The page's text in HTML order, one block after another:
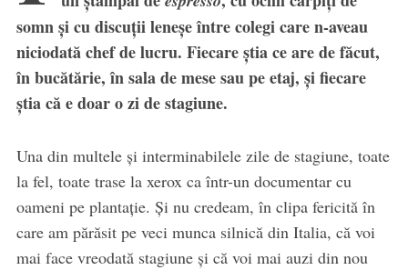
somn și cu discuții leneșe între colegi care n-aveau
niciodată chef de lucru. Fiecare știa ce are de făcut,
în bucătărie, în sala de mese sau pe etaj, și fiecare
știa că e doar o zi de stagiune.
Una din multele și interminabilele zile de stagiune, toate
la fel, toate trase la xerox ca într-un documentar cu
oameni pe plantație. Și nu credeam, în clipa fericită în
care am părăsit pe veci munca silnică din Italia, că voi
mai face vreodată stagiune și că voi mai auzi din nou